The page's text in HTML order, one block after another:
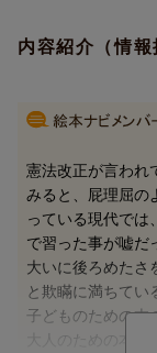
ちはその生涯の後
の子どもたちにも
内容紹介（情報
憲法改正が言われ
みると、屁理屈の
っている現代では
で習った事が嘘だ
大いに後ろめたさ
と欺瞞に満ちてい
子どものための本
大人のための本の